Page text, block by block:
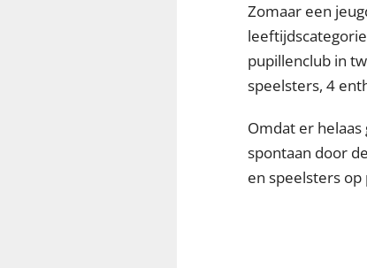
Zomaar een
pupillenclub in
speelsters, 4
Omdat er
spontaan door
en speelsters